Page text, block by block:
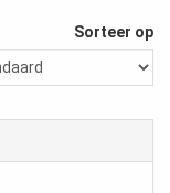
Sorteer op